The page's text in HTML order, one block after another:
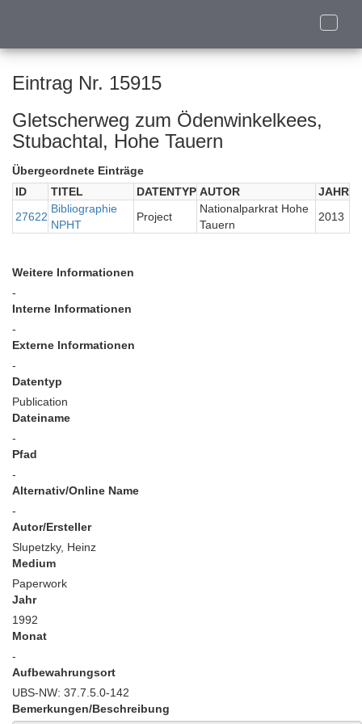
Toggle
Eintrag Nr. 15915
Gletscherweg zum Ödenwinkelkees,
Stubachtal, Hohe Tauern
Übergeordnete Einträge
ID
TITEL DATENTYP AUTOR
JAHR
27622
Bibliographie
NPHT
Project
Nationalparkrat Hohe
Tauern
2013
Weitere Informationen
-
Interne Informationen
-
Externe Informationen
-
Datentyp
Publication
Dateiname
-
Pfad
-
Alternativ/Online Name
-
Autor/Ersteller
Slupetzky, Heinz
Medium
Paperwork
Jahr
1992
Monat
-
Aufbewahrungsort
UBS-NW: 37.7.5.0-142
Bemerkungen/Beschreibung